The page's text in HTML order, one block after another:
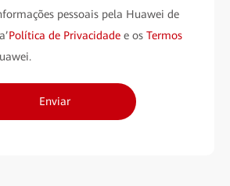
pessoais pela Huawei de
Política de Privacidade e os Termos
Enviar